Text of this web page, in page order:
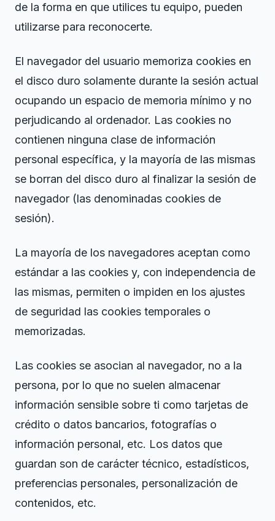
de la forma en que utilices tu equipo, pueden
utilizarse para reconocerte.
El navegador del usuario memoriza cookies en
el disco duro solamente durante la sesión actual
ocupando un espacio de memoria mínimo y no
perjudicando al ordenador. Las cookies no
contienen ninguna clase de información
personal específica, y la mayoría de las mismas
se borran del disco duro al finalizar la sesión de
navegador (las denominadas cookies de
sesión).
La mayoría de los navegadores aceptan como
estándar a las cookies y, con independencia de
las mismas, permiten o impiden en los ajustes
de seguridad las cookies temporales o
memorizadas.
Las cookies se asocian al navegador, no a la
persona, por lo que no suelen almacenar
información sensible sobre ti como tarjetas de
crédito o datos bancarios, fotografías o
información personal, etc. Los datos que
guardan son de carácter técnico, estadísticos,
preferencias personales, personalización de
contenidos, etc.